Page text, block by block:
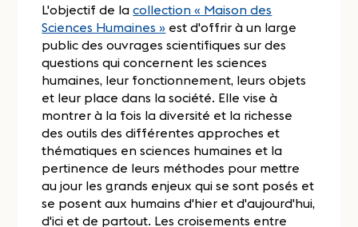
L'objectif de lacollection « Maison des
Sciences Humaines » est d'offrir à un large
public des ouvrages scientifiques sur des
questions qui concernent les sciences
humaines, leur fonctionnement, leurs objets
et leur place dans la société. Elle vise à
montrer à la fois la diversité et la richesse
des outils des différentes approches et
thématiques en sciences humaines et la
pertinence de leurs méthodes pour mettre
au jour les grands enjeux qui se sont posés et
se posent aux humains d'hier et d'aujourd'hui,
d'ici et de partout. Les croisements entre